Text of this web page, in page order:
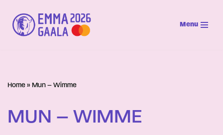
Siirry
suoraan
Menu
Home » Mun – Wimme
MUN – WIMME